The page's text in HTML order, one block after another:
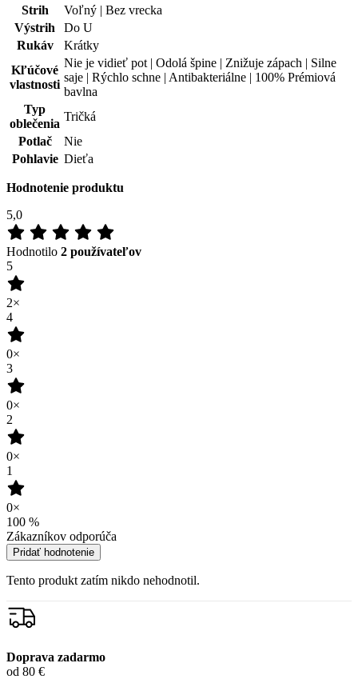
Strih
Voľný | Bez vrecka
Výstrih
Do U
Rukáv
Krátky
Kľúčové
vlastnosti
Nie je vidieť pot | Odolá špine | Znižuje zápach | Silne
saje | Rýchlo schne | Antibakteriálne | 100% Prémiová
bavlna
Typ
oblečenia
Tričká
Potlač
Nie
Pohlavie Dieťa
Hodnotenie produktu
5,0
Hodnotilo 2 používateľov
5
2×
4
0×
3
0×
2
0×
1
0×
100 %
Zákazníkov odporúča
Pridať hodnotenie
Tento produkt zatím nikdo nehodnotil.
Doprava zadarmo
od 80 €